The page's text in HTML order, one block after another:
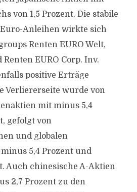
von 1,5 Prozent. Die stabile
Anleihen wirkte sich
Renten EURO Welt,
Renten EURO Corp. Inv.
positive Erträge
Verliererseite wurde von
mit minus 5,4
gefolgt von
und globalen
5,4 Prozent und
Auch chinesische A-Aktien
2,7 Prozent zu den